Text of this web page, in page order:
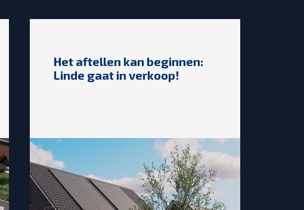
Het aftellen kan beginnen:
Linde gaat in verkoop!